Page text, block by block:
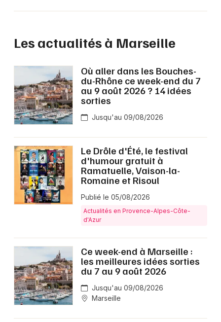
Les actualités à Marseille
Où aller dans les Bouches-
du-Rhône ce week-end du 7
au 9 août 2026 ? 14 idées
sorties
Jusqu'au 09/08/2026
Le Drôle d'Été, le festival
d'humour gratuit à
Ramatuelle, Vaison-la-
Romaine et Risoul
Publié le 05/08/2026
Actualités en Provence-Alpes-Côte-
d'Azur
Ce week-end à Marseille :
les meilleures idées sorties
du 7 au 9 août 2026
Jusqu'au 09/08/2026
Marseille